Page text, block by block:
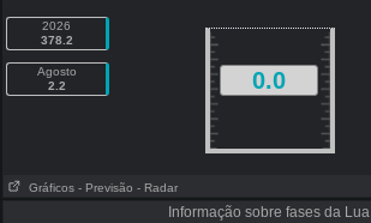
2026
378.2
Agosto
2.2
0.0
Gráficos - Previsão - Radar
Informação sobre fases da Lua